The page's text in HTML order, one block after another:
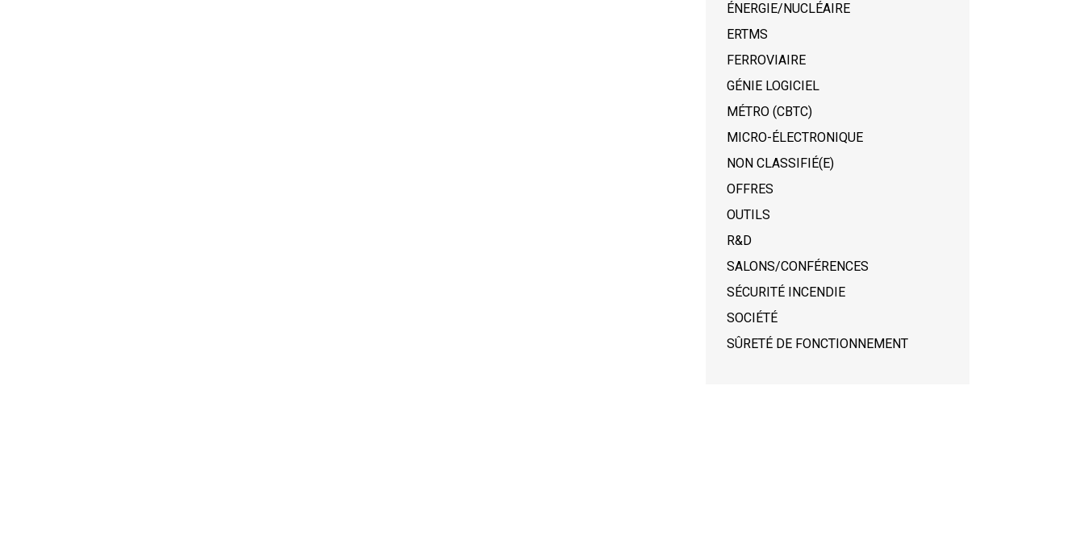
ÉNERGIE/NUCLÉAIRE
ERTMS
FERROVIAIRE
GÉNIE LOGICIEL
MÉTRO (CBTC)
MICRO-ÉLECTRONIQUE
NON CLASSIFIÉ(E)
OFFRES
OUTILS
R&D
SALONS/CONFÉRENCES
SÉCURITÉ INCENDIE
SOCIÉTÉ
SÛRETÉ DE FONCTIONNEMENT